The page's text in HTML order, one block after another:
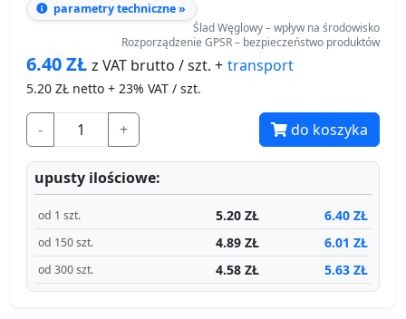
parametry techniczne »
Ślad Węglowy – wpływ na środowisko
Rozporządzenie GPSR – bezpieczeństwo produktów
6.40ZŁ z VAT brutto / szt. + transport
5.20 ZŁ netto + 23% VAT / szt.
- + do koszyka
upusty ilościowe:
od 1 szt. 5.20 ZŁ 6.40 ZŁ
od 150 szt. 4.89 ZŁ 6.01 ZŁ
od 300 szt. 4.58 ZŁ 5.63 ZŁ